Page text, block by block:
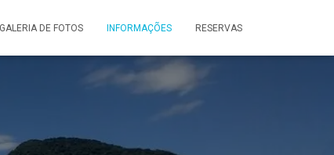
GALERIA DE FOTOS INFORMAÇÕES RESERVAS